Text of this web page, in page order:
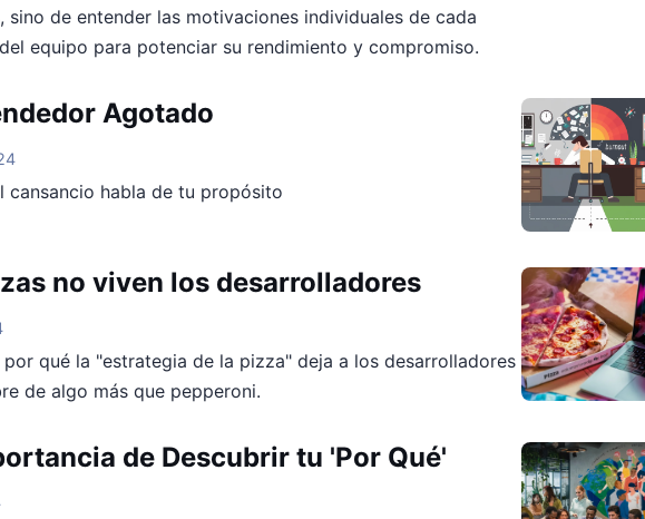
sino de entender las motivaciones individuales de cada
equipo para potenciar su rendimiento y compromiso.
Agotado
cansancio habla de tu propósito
no viven los desarrolladores
por qué la "estrategia de la pizza" deja a los desarrolladores
de algo más que pepperoni.
de Descubrir tu 'Por Qué'